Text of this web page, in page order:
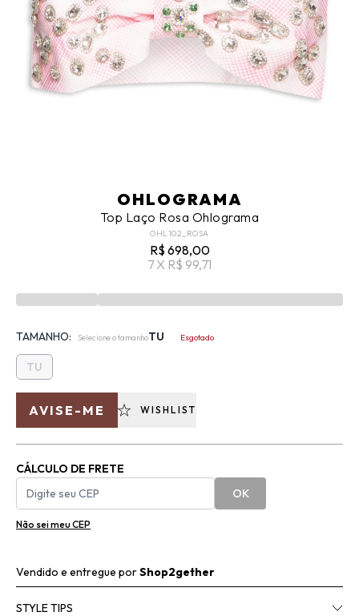
OHLOGRAMA
Top Laço Rosa Ohlograma
OHL102_ROSA
R$ 698,00
7 X R$ 99,71
TAMANHO: Selecione o tamanhoTU Esgotado
TU
AVISE-ME WISHLIST
CÁLCULO DE FRETE
OK
Não sei meu CEP
Vendido e entregue porShop2gether
STYLE TIPS